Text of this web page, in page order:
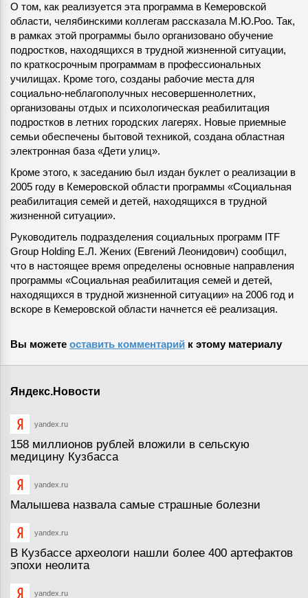
О том, как реализуется эта программа в Кемеровской
области, челябинскими коллегам рассказала М.Ю.Роо. Так,
в рамках этой программы было организовано обучение
подростков, находящихся в трудной жизненной ситуации,
по краткосрочным программам в профессиональных
училищах. Кроме того, созданы рабочие места для
социально-неблагополучных несовершеннолетних,
организованы отдых и психологическая реабилитация
подростков в летних городских лагерях. Новые приемные
семьи обеспечены бытовой техникой, создана областная
электронная база «Дети улиц».
Кроме этого, к заседанию был издан буклет о реализации в
2005 году в Кемеровской области программы «Социальная
реабилитация семей и детей, находящихся в трудной
жизненной ситуации».
Руководитель подразделения социальных программ ITF
Group Holding Е.Л. Жених (Евгений Леонидович) сообщил,
что в настоящее время определены основные направления
программы «Социальная реабилитация семей и детей,
находящихся в трудной жизненной ситуации» на 2006 год и
вскоре в Кемеровской области начнется её реализация.
Вы можете оставить комментарий к этому материалу
Яндекс.Новости
yandex.ru
158 миллионов рублей вложили в сельскую
медицину Кузбасса
yandex.ru
Малышева назвала самые страшные болезни
yandex.ru
В Кузбассе археологи нашли более 400 артефактов
эпохи неолита
yandex.ru